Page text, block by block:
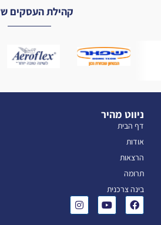
קהילת העסקים
ניווט מהיר
דף הבית
אודות
הרצאות
תרומה
בינה צרכנית